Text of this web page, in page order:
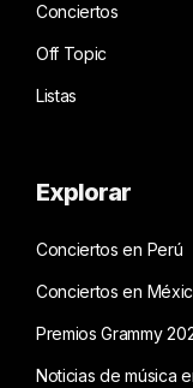
Conciertos
Off Topic
Listas
Explorar
Conciertos en Perú
Conciertos en
Premios Grammy
Noticias de música